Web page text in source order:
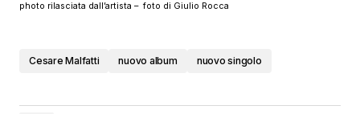
photo rilasciata dall’artista – foto di Giulio Rocca
Cesare Malfatti nuovo album nuovo singolo